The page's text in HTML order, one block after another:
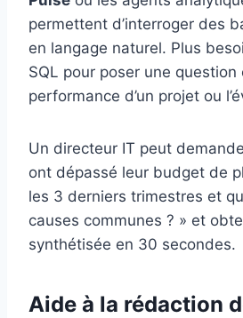
permettent d’interroger des
en langage naturel. Plus
SQL pour poser une question
performance d’un projet ou
Un directeur IT peut
ont dépassé leur budget de
les 3 derniers trimestres et
causes communes ? » et
synthétisée en 30 secondes.
Aide à la rédaction